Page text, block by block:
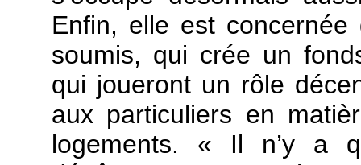
Enfin, elle est
soumis, qui crée un
qui joueront un rôle
aux particuliers en
logements. « Il n’y a